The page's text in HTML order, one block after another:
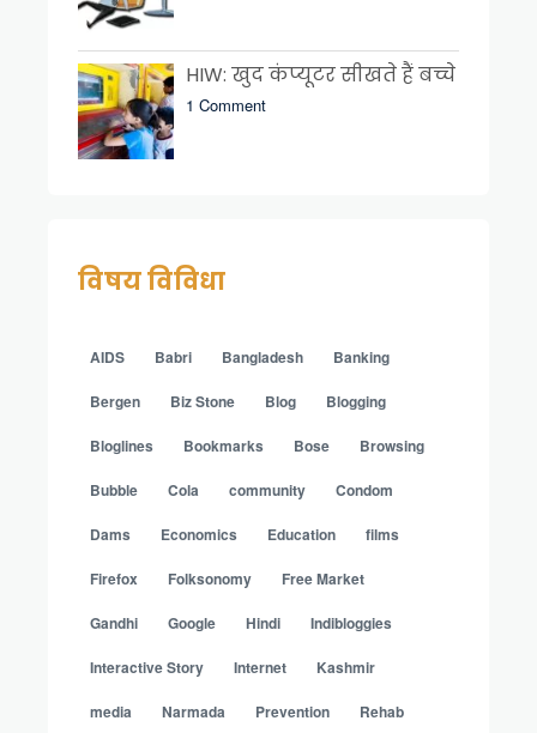
HIW: खुद कंप्यूटर सीखते हैं बच्चे
1 Comment
विषय विविधा
AIDS Babri Bangladesh Banking
Bergen Biz Stone Blog Blogging
Bloglines Bookmarks Bose Browsing
Bubble Cola community Condom
Dams Economics Education films
Firefox Folksonomy Free Market
Gandhi Google Hindi Indibloggies
Interactive Story Internet Kashmir
media Narmada Prevention Rehab